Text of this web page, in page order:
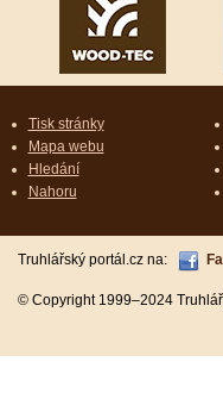
Tisk stránky
Mapa webu
Hledání
Nahoru
Truhlářský portál.cz na:
© Copyright 1999–2024